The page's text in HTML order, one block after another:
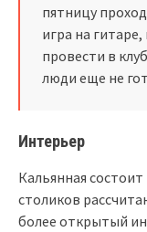
пятницу
игра на
провести в
люди еще не
Интерьер
Кальянная состоит
столиков
более открытый